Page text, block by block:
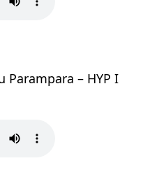
Parampara – HYP I